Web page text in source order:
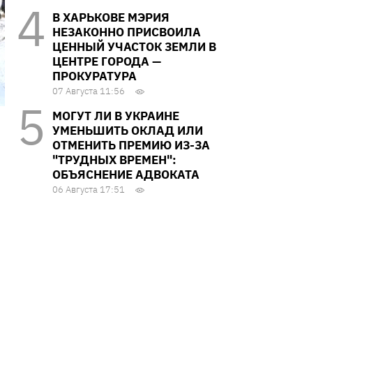
В ХАРЬКОВЕ МЭРИЯ
НЕЗАКОННО ПРИСВОИЛА
ЦЕННЫЙ УЧАСТОК ЗЕМЛИ В
ЦЕНТРЕ ГОРОДА —
ПРОКУРАТУРА
07 Августа 11:56
МОГУТ ЛИ В УКРАИНЕ
УМЕНЬШИТЬ ОКЛАД ИЛИ
ОТМЕНИТЬ ПРЕМИЮ ИЗ-ЗА
"ТРУДНЫХ ВРЕМЕН":
ОБЪЯСНЕНИЕ АДВОКАТА
06 Августа 17:51